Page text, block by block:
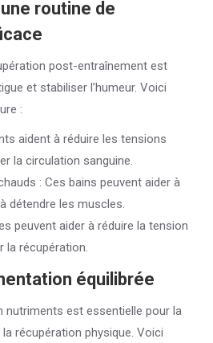
routine de
post-entraînement est
et stabiliser l’humeur. Voici
:
aident à réduire les tensions
la circulation sanguine.
: Ces bains peuvent aider à
détendre les muscles.
peuvent aider à réduire la tension
la récupération.
équilibrée
nutriments est essentielle pour la
récupération physique. Voici